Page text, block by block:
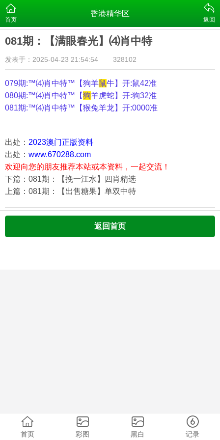
首页
香港精华区
返回
081期：【满眼春光】⑷肖中特
发表于：2025-04-23 21:54:54 328102
079期:™⑷肖中特™【狗羊鼠牛】开:鼠42准
080期:™⑷肖中特™【狗羊虎蛇】开:狗32准
081期:™⑷肖中特™【猴兔羊龙 】开:0000准
出处： 2023澳门正版资料
出处： www.670288.com
欢迎向您的朋友推荐本站或本资料，一起交流！
下篇：081期：【挽一江水】四肖精选
上篇：081期：【出售糖果】单双中特
返回首页
首页 彩图 黑白 记录